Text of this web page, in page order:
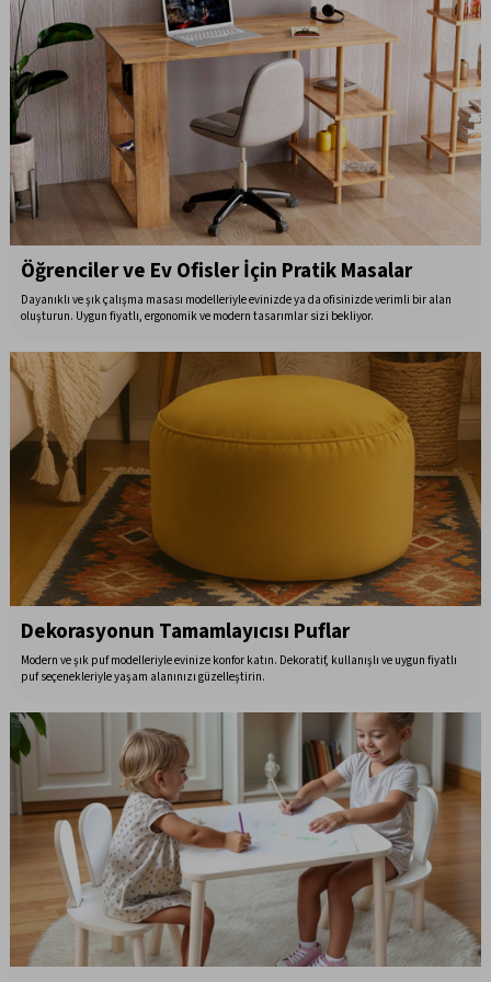
Öğrenciler ve Ev Ofisler İçin Pratik Masalar
Dayanıklı ve şık çalışma masası modelleriyle evinizde ya da ofisinizde verimli bir alan
oluşturun. Uygun fiyatlı, ergonomik ve modern tasarımlar sizi bekliyor.
Dekorasyonun Tamamlayıcısı Puflar
Modern ve şık puf modelleriyle evinize konfor katın. Dekoratif, kullanışlı ve uygun fiyatlı
puf seçenekleriyle yaşam alanınızı güzelleştirin.